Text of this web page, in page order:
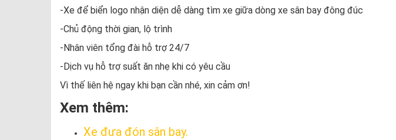
-Xe để biển logo nhận diện dễ dàng tìm xe giữa dòng xe sân bay đông đúc
-Chủ động thời gian, lộ trình
-Nhân viên tổng đài hỗ trợ 24/7
-Dịch vụ hỗ trợ suất ăn nhẹ khi có yêu cầu
Vì thế liên hệ ngay khi bạn cần nhé, xin cảm ơn!
Xem thêm:
Xe đưa đón sân bay.